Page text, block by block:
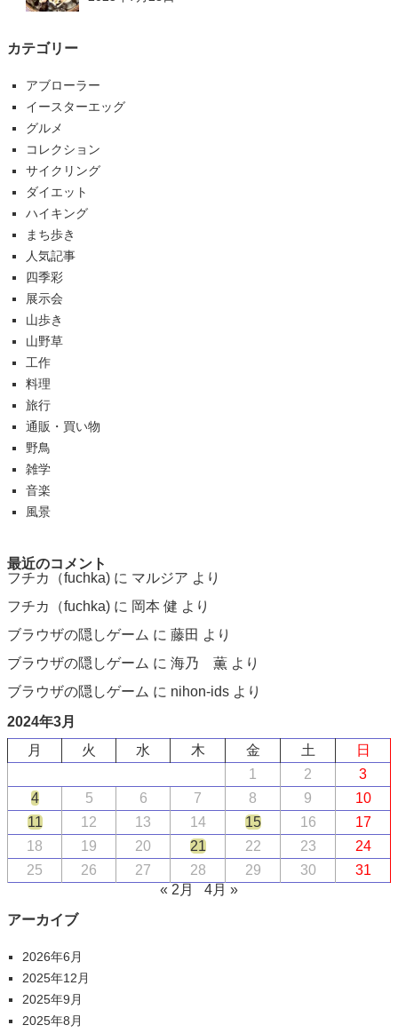
カテゴリー
アブローラー
イースターエッグ
グルメ
コレクション
サイクリング
ダイエット
ハイキング
まち歩き
人気記事
四季彩
展示会
山歩き
山野草
工作
料理
旅行
通販・買い物
野鳥
雑学
音楽
風景
最近のコメント
フチカ（fuchka) に マルジア より
フチカ（fuchka) に 岡本 健 より
ブラウザの隠しゲーム に 藤田 より
ブラウザの隠しゲーム に 海乃 薫 より
ブラウザの隠しゲーム に nihon-ids より
2024年3月
月
火 水 木 金 土
日
1
2
3
4
5 6 7 8 9
10
11
12 13 14 15 16
17
18
19 20 21 22 23
24
25
26 27 28 29 30
31
« 2月
4月 »
アーカイブ
2026年6月
2025年12月
2025年9月
2025年8月